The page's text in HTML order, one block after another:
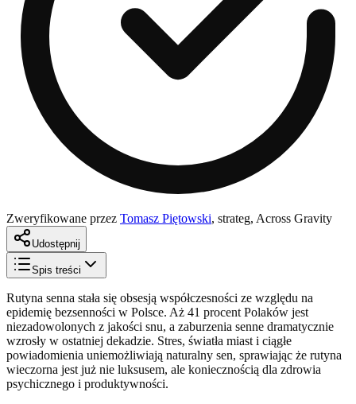
Zweryfikowane przez Tomasz Piętowski, strateg, Across Gravity
Udostępnij
Spis treści
Rutyna senna stała się obsesją współczesności ze względu na
epidemię bezsenności w Polsce. Aż 41 procent Polaków jest
niezadowolonych z jakości snu, a zaburzenia senne dramatycznie
wzrosły w ostatniej dekadzie. Stres, światła miast i ciągłe
powiadomienia uniemożliwiają naturalny sen, sprawiając że rutyna
wieczorna jest już nie luksusem, ale koniecznością dla zdrowia
psychicznego i produktywności.